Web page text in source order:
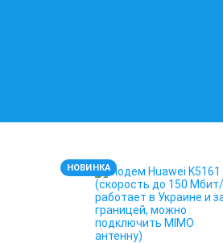
НОВИНКА